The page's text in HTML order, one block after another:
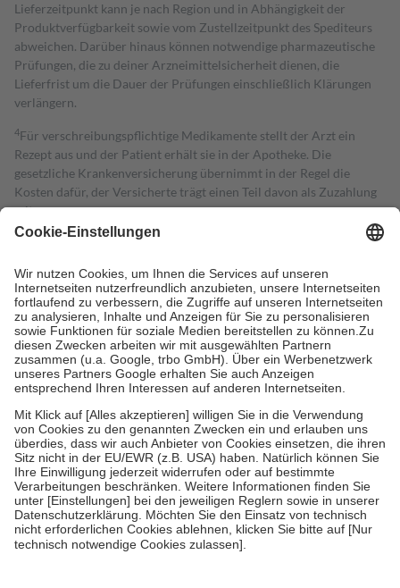
Lieferzeitpunkt kann je nach Region und in Abhängigkeit der
Produktverfügbarkeit sowie vom Zustellzeitpunkt des Spediteurs
abweichen. Darüber hinaus können notwendige pharmazeutische
Prüfungen, die zu deiner Arzneimittelsicherheit dienen, die
Lieferfrist um die Dauer der Prüfungen einschließlich Klärungen
verlängern.
4Für verschreibungspflichtige Medikamente stellt der Arzt ein
Rezept aus und der Patient erhält sie in der Apotheke. Die
gesetzliche Krankenversicherung übernimmt in der Regel die
Kosten dafür, der Versicherte trägt einen Teil davon als Zuzahlung
mit.
Grundsätzlich leisten Mitglieder Zuzahlungen in Höhe von zehn
höchstens zehn Euro.
Es sind jedoch nie mehr als die tatsächlichen
Kosten der Leistung zu entrichten.
Diese Regeln gelten grundsätzlich auch für Online-Apotheken.
Bei Heilmitteln und häuslicher Krankenpflege beträgt die
Zuzahlung zehn Prozent der Kosten sowie zehn Euro je
Verordnung.
Um das Engagement der Versicherten für ihre eigene Gesundheit zu
stärken und die besondere Stellung der Familie zu unterstützen,
fallenkeine Zuzahlungenan bei:
• Kindern und Jugendlichen bis zum vollendeten 18. Lebensjahr
mit Ausnahme der Fahrkosten
• Untersuchungen zur Vorsorge und Früherkennung, die von der
GKV getragen werden
• empfohlenen Schutzimpfungen
• Harn- und Blutteststreifen